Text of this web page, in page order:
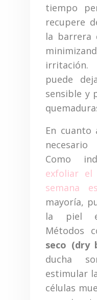
tiempo
recupere
la barrera
irritación.
puede
sensible y
En cuanto
Como
exfoliar
semana
mayoría,
la piel
Métodos
seco (dry
ducha
estimular
células